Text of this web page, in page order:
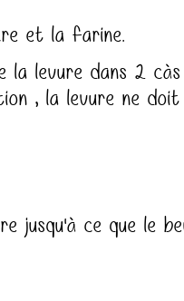
et la farine.
la levure dans 2 càs
, la levure ne doit
jusqu'à ce que le